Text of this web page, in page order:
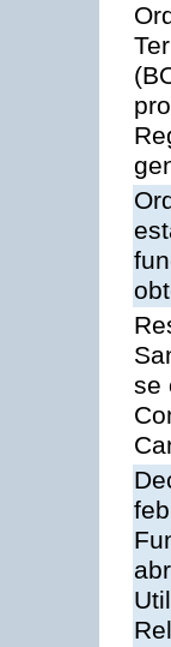
se